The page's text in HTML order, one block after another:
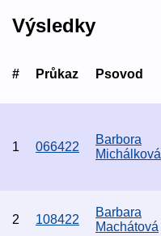
Výsledky
# Průkaz Psovod
1 066422
Barbora
Michálková
2 108422
Barbara
Machátová